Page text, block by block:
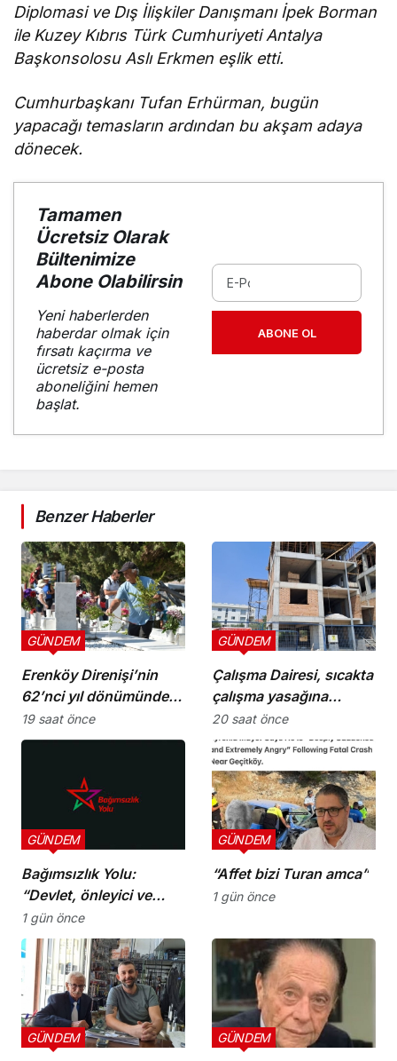
Diplomasi ve Dış İlişkiler Danışmanı İpek Borman
ile Kuzey Kıbrıs Türk Cumhuriyeti Antalya
Başkonsolosu Aslı Erkmen eşlik etti.
Cumhurbaşkanı Tufan Erhürman, bugün
yapacağı temasların ardından bu akşam adaya
dönecek.
Tamamen
Ücretsiz Olarak
Bültenimize
Abone Olabilirsin
Yeni haberlerden
haberdar olmak için
fırsatı kaçırma ve
ücretsiz e-posta
aboneliğini hemen
başlat.
ABONE OL
Benzer Haberler
Erenköy Direnişi’nin
62’nci yıl dönümünde
şehitler törenle anıldı
GÜNDEM
19 saat önce
Çalışma Dairesi, sıcakta
çalışma yasağına
uymayan 19 iş yerine
uyarı verdi
GÜNDEM
20 saat önce
Bağımsızlık Yolu:
“Devlet, önleyici ve
koruyucu
sorumluluklarını yerine
getirmeli”
GÜNDEM
1 gün önce
“Affet bizi Turan amca”
GÜNDEM
1 gün önce
GÜNDEM GÜNDEM